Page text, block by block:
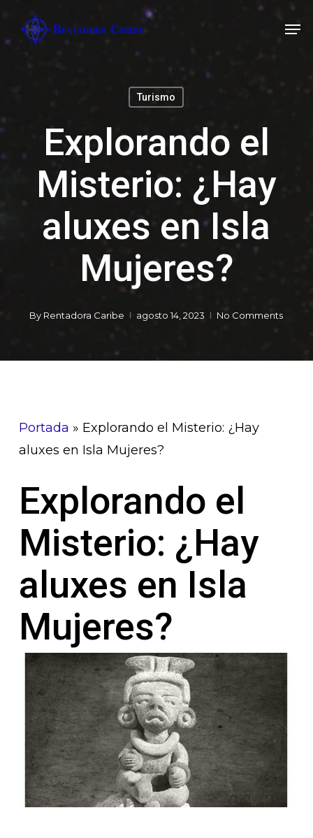
Turismo
Explorando el
Misterio: ¿Hay
aluxes en Isla
Mujeres?
By Rentadora Caribe agosto 14, 2023 No Comments
Portada » Explorando el Misterio: ¿Hay
aluxes en Isla Mujeres?
Explorando el
Misterio: ¿Hay
aluxes en Isla
Mujeres?